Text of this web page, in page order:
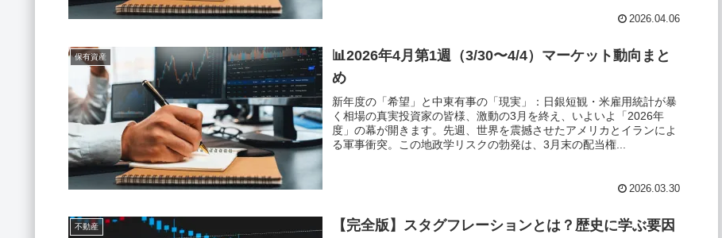
2026.04.06
保有資産
📊2026年4月第1週（3/30〜4/4）マーケット動向まと
め
新年度の「希望」と中東有事の「現実」：日銀短観・米雇用統計が暴
く相場の真実投資家の皆様、激動の3月を終え、いよいよ「2026年
度」の幕が開きます。先週、世界を震撼させたアメリカとイランによ
る軍事衝突。この地政学リスクの勃発は、3月末の配当権...
2026.03.30
不動産
【完全版】スタグフレーションとは？歴史に学ぶ要因